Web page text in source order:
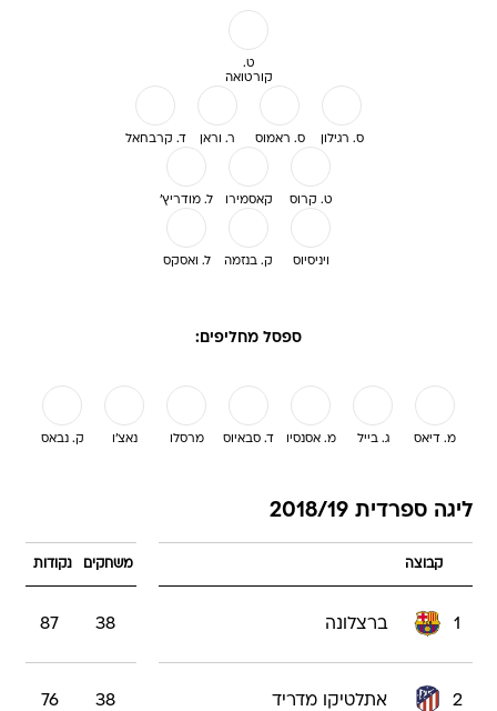
ט.
קורטואה
ד. קרבחאל ר. וראן ס. ראמוס ס. רגילון
ל. מודריץ' קאסמירו ט. קרוס
ל. ואסקס ק. בנזמה ויניסיוס
ספסל מחליפים:
ק. נבאס נאצ'ו מרסלו ד. סבאיוס מ. אסנסיו ג. בייל מ. דיאס
ליגה ספרדית 2018/19
קבוצה משחקים נקודות
1 ברצלונה 38
87
2 אתלטיקו מדריד 38
76